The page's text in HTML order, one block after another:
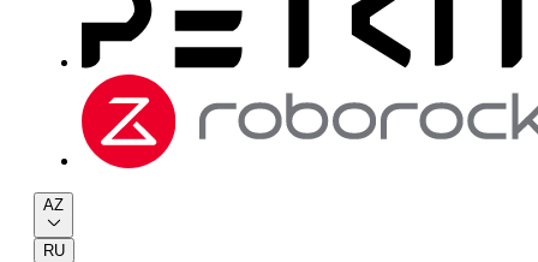
AZ
RU